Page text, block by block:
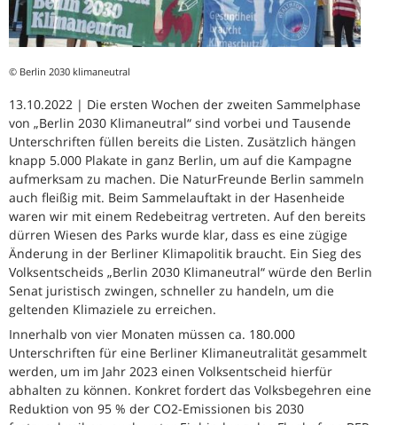
© Berlin 2030 klimaneutral
13.10.2022 | Die ersten Wochen der zweiten Sammelphase
von „Berlin 2030 Klimaneutral“ sind vorbei und Tausende
Unterschriften füllen bereits die Listen. Zusätzlich hängen
knapp 5.000 Plakate in ganz Berlin, um auf die Kampagne
aufmerksam zu machen. Die NaturFreunde Berlin sammeln
auch fleißig mit. Beim Sammelauftakt in der Hasenheide
waren wir mit einem Redebeitrag vertreten. Auf den bereits
dürren Wiesen des Parks wurde klar, dass es eine zügige
Änderung in der Berliner Klimapolitik braucht. Ein Sieg des
Volksentscheids „Berlin 2030 Klimaneutral“ würde den Berlin
Senat juristisch zwingen, schneller zu handeln, um die
geltenden Klimaziele zu erreichen.
Innerhalb von vier Monaten müssen ca. 180.000
Unterschriften für eine Berliner Klimaneutralität gesammelt
werden, um im Jahr 2023 einen Volksentscheid hierfür
abhalten zu können. Konkret fordert das Volksbegehren eine
Reduktion von 95 % der CO2-Emissionen bis 2030